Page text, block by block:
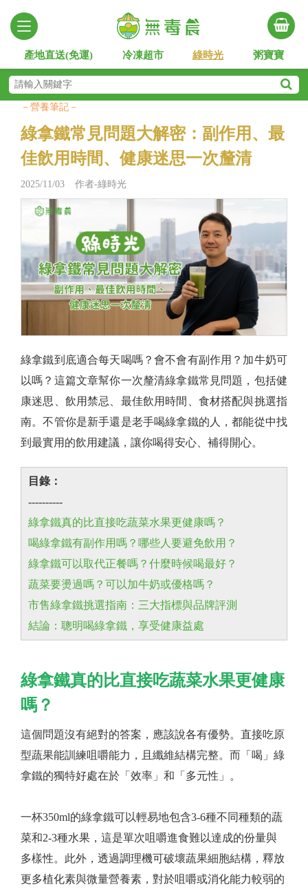
產地直送(免運) 冷凍超市 綠時光 粥寶寶
－營養筆記－
綠拿鐵常見問題大解密：副作用、最
佳飲用時間、健康迷思一次釐清
2025/11/03 作者-綠時光
綠拿鐵到底適合每天喝嗎？會不會有副作用？加牛奶可
以嗎？這篇文章幫你一次釐清綠拿鐵常見問題，包括健
康迷思、飲用禁忌、最佳飲用時間、食材搭配與挑選指
南。不管你是新手還是老手喝綠拿鐵的人，都能從中找
到最實用的飲用建議，讓你喝得安心、補得開心。
目錄：
----------
綠拿鐵真的比直接吃蔬菜水果更健康嗎？
喝綠拿鐵有副作用嗎？哪些人要避免飲用？
綠拿鐵可以取代正餐嗎？什麼時候喝最好？
蔬菜要燙過嗎？可以加牛奶或優格嗎？
市售綠拿鐵挑選指南：三大指標與品牌評測
結論：聰明喝綠拿鐵，享受健康益處
綠拿鐵真的比直接吃蔬菜水果更健康
嗎？
這個問題沒有絕對的答案，應該說各有優勢。直接吃原
型蔬果能訓練咀嚼能力，且纖維結構完整。而「喝」綠
拿鐵的獨特好處在於「效率」和「多元性」。
一杯350ml的綠拿鐵可以輕易地包含3-6種不同種類的蔬
菜和2-3種水果，這是單次咀嚼進食難以達成的份量與
多樣性。此外，透過調理機可破壞蔬果細胞結構，釋放
更多植化素與微量營養素，對於咀嚼或消化能力較弱的